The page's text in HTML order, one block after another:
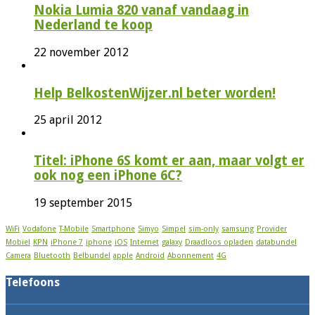
Nokia Lumia 820 vanaf vandaag in
Nederland te koop
22 november 2012
Help BelkostenWijzer.nl beter worden!
25 april 2012
Titel: iPhone 6S komt er aan, maar volgt er
ook nog een iPhone 6C?
19 september 2015
WiFi Vodafone T-Mobile Smartphone Simyo Simpel sim-only samsung Provider
Mobiel KPN iPhone 7 iphone iOS Internet galaxy Draadloos opladen databundel
Camera Bluetooth Belbundel apple Android Abonnement 4G
Telefoons